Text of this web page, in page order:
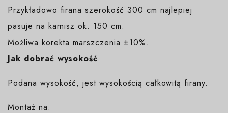
Przykładowo firana szerokość 300 cm najlepiej
pasuje na karnisz ok. 150 cm.
Możliwa korekta marszczenia ±10%.
Jak dobrać wysokość
Podana wysokość, jest wysokością całkowitą firany.
Montaż na: